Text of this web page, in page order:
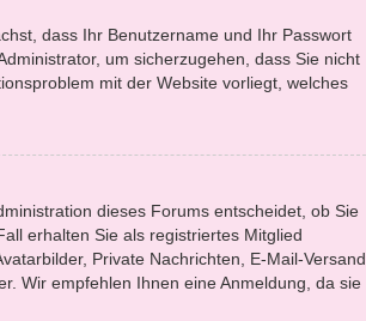
dass Ihr Benutzername und Ihr Passwort
um sicherzugehen, dass Sie nicht
mit der Website vorliegt, welches
dieses Forums entscheidet, ob Sie
erhalten Sie als registriertes Mitglied
Private Nachrichten, E-Mail-Versand
Wir empfehlen Ihnen eine Anmeldung, da sie